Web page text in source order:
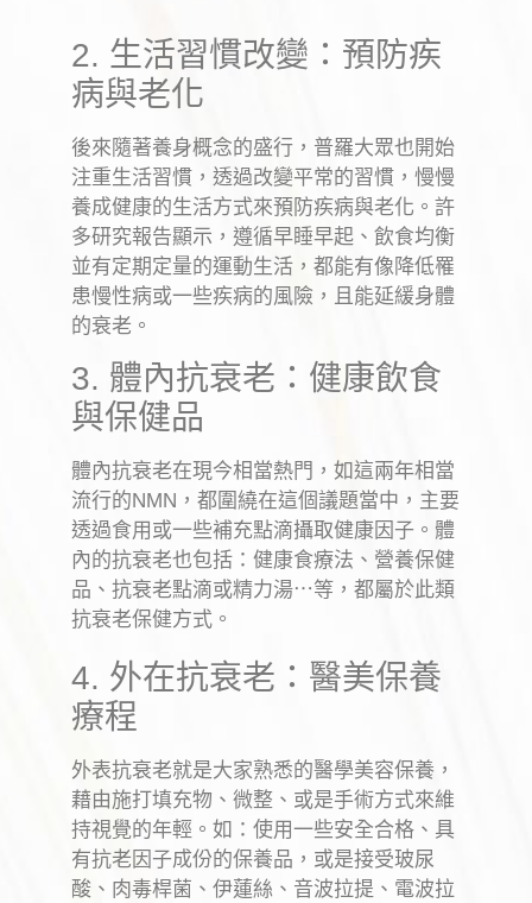
2. 生活習慣改變：預防疾
病與老化
後來隨著養身概念的盛行，普羅大眾也開始
注重生活習慣，透過改變平常的習慣，慢慢
養成健康的生活方式來預防疾病與老化。許
多研究報告顯示，遵循早睡早起、飲食均衡
並有定期定量的運動生活，都能有像降低罹
患慢性病或一些疾病的風險，且能延緩身體
的衰老。
3. 體內抗衰老：健康飲食
與保健品
體內抗衰老在現今相當熱門，如這兩年相當
流行的NMN ，都圍繞在這個議題當中，主要
透過食用或一些補充點滴攝取健康因子。體
內的抗衰老也包括：健康食療法、營養保健
品、抗衰老點滴或精力湯⋯等，都屬於此類
抗衰老保健方式。
4. 外在抗衰老：醫美保養
療程
外表抗衰老就是大家熟悉的醫學美容保養，
藉由施打填充物、微整、或是手術方式來維
持視覺的年輕。如：使用一些安全合格、具
有抗老因子成份的保養品，或是接受玻尿
酸、肉毒桿菌、伊蓮絲、音波拉提、電波拉